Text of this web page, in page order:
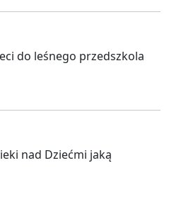
do leśnego przedszkola
nad Dziećmi jaką